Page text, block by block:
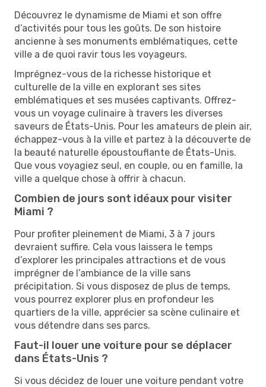
Découvrez le dynamisme de Miami et son offre
d’activités pour tous les goûts. De son histoire
ancienne à ses monuments emblématiques, cette
ville a de quoi ravir tous les voyageurs.
Imprégnez-vous de la richesse historique et
culturelle de la ville en explorant ses sites
emblématiques et ses musées captivants. Offrez-
vous un voyage culinaire à travers les diverses
saveurs de États-Unis. Pour les amateurs de plein air,
échappez-vous à la ville et partez à la découverte de
la beauté naturelle époustouflante de États-Unis.
Que vous voyagiez seul, en couple, ou en famille, la
ville a quelque chose à offrir à chacun.
Combien de jours sont idéaux pour visiter
Miami ?
Pour profiter pleinement de Miami, 3 à 7 jours
devraient suffire. Cela vous laissera le temps
d’explorer les principales attractions et de vous
imprégner de l’ambiance de la ville sans
précipitation. Si vous disposez de plus de temps,
vous pourrez explorer plus en profondeur les
quartiers de la ville, apprécier sa scène culinaire et
vous détendre dans ses parcs.
Faut-il louer une voiture pour se déplacer
dans États-Unis ?
Si vous décidez de louer une voiture pendant votre